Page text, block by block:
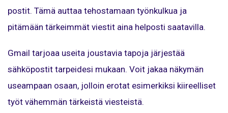
postit. Tämä auttaa tehostamaan työnkulkua ja
pitämään tärkeimmät viestit aina helposti saatavilla.
Gmail tarjoaa useita joustavia tapoja järjestää
sähköpostit tarpeidesi mukaan. Voit jakaa näkymän
useampaan osaan, jolloin erotat esimerkiksi kiireelliset
työt vähemmän tärkeistä viesteistä.